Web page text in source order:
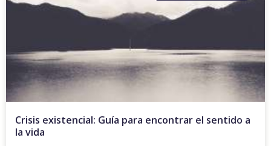
Crisis existencial: Guía para encontrar el sentido a
la vida